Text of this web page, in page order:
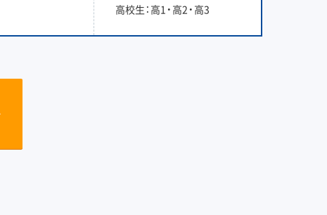
高校生：高1・高2・高3